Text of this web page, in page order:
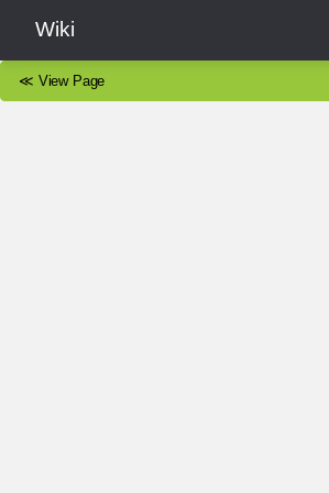
Wiki
≪ View Page